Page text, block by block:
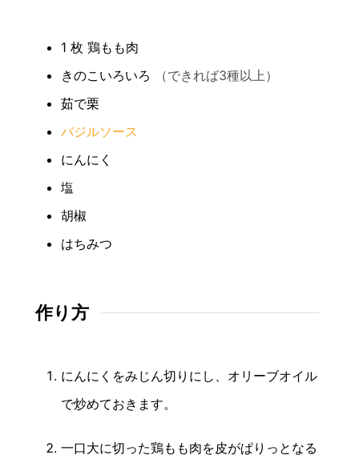
1 枚 鶏もも肉
きのこいろいろ
（できれば3種以上）
茹で栗
バジルソース
にんにく
塩
胡椒
はちみつ
作り方
にんにくをみじん切りにし、オリーブオイル
で炒めておきます。
一口大に切った鶏もも肉を皮がぱりっとなる